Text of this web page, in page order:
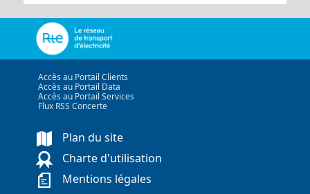
Accès au Portail Clients
Accès au Portail Data
Accès au Portail Services
Flux RSS Concerte
Plan du site
Charte d'utilisation
Mentions légales